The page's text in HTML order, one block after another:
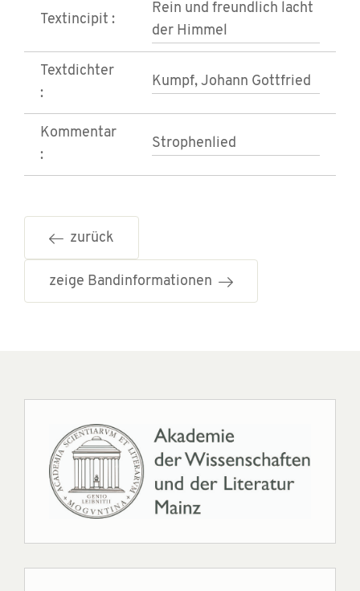
Textincipit :
Rein und freundlich lacht
der Himmel
Textdichter
:
Kumpf, Johann Gottfried
Kommentar
:
Strophenlied
zurück
zeige Bandinformationen